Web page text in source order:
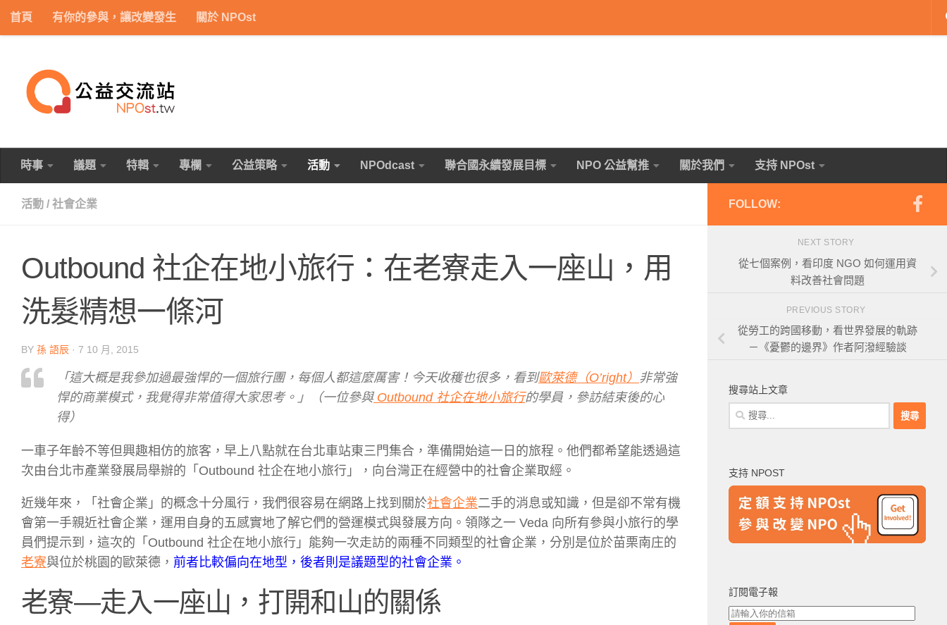
Skip to content
首頁 有你的參與，讓改變發生 關於 NPOst
時事 議題 特輯 專欄 公益策略 活動 NPOdcast 聯合國永續發展目標 NPO 公益幫推 關於我們 支持 NPOst
活動 / 社會企業
Outbound 社企在地小旅行：在老寮走入一座山，用
洗髮精想一條河
BY 孫 語辰 · 7 10 月, 2015
「這大概是我參加過最強悍的一個旅行團，每個人都這麼厲害！今天收穫也很多，看到歐萊德（O’right） 非常強
悍的商業模式，我覺得非常值得大家思考。」（一位參與 Outbound 社企在地小旅行的學員，參訪結束後的心
得）
一車子年齡不等但興趣相仿的旅客，早上八點就在台北車站東三門集合，準備開始這一日的旅程。他們都希望能透過這
次由台北市產業發展局舉辦的「Outbound 社企在地小旅行」，向台灣正在經營中的社會企業取經。
近幾年來，「社會企業」的概念十分風行，我們很容易在網路上找到關於社會企業二手的消息或知識，但是卻不常有機
會第一手親近社會企業，運用自身的五感實地了解它們的營運模式與發展方向。領隊之一 Veda 向所有參與小旅行的學
員們提示到，這次的「Outbound 社企在地小旅行」能夠一次走訪的兩種不同類型的社會企業，分別是位於苗栗南庄的
老寮與位於桃園的歐萊德， 前者比較偏向在地型，後者則是議題型的社會企業。
老寮—走入一座山，打開和山的關係
FOLLOW:
NEXT STORY
從七個案例，看印度 NGO 如何運用資
料改善社會問題
PREVIOUS STORY
從勞工的跨國移動，看世界發展的軌跡
－《憂鬱的邊界》作者阿潑經驗談
搜尋站上文章
搜
尋
字:
支持 NPOST
訂閱電子報